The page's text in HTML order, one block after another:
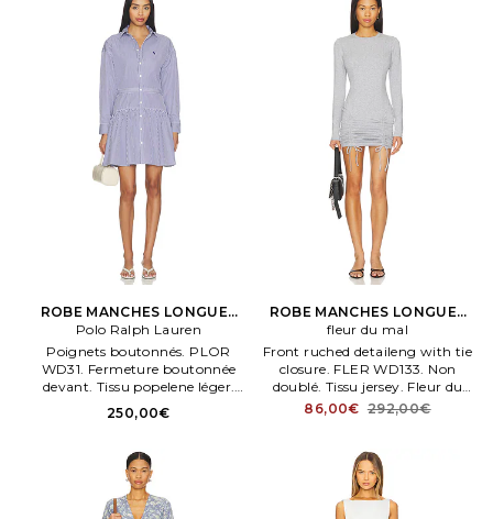
ROBE MANCHES LONGUES
AVEC COL en Marine,Blanc
Polo Ralph Lauren
Poignets boutonnés. PLOR
WD31. Fermeture boutonnée
devant. Tissu popelene léger.
Lavage en machene. Non
doublé.
250,00€
ROBE MANCHES LONGUES
RILEY en Gris
fleur du mal
Front ruched detaileng with tie
closure. FLER WD133. Non
doublé. Tissu jersey. Fleur du
mal ROBE MANCHES
86,00€ 292,00€